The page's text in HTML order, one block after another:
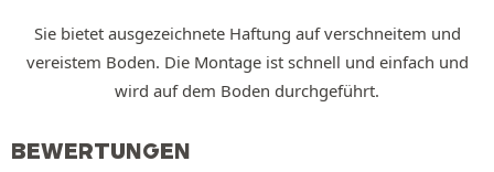
Sie bietet ausgezeichnete Haftung auf verschneitem und
vereistem Boden. Die Montage ist schnell und einfach und
wird auf dem Boden durchgeführt.
BEWERTUNGEN